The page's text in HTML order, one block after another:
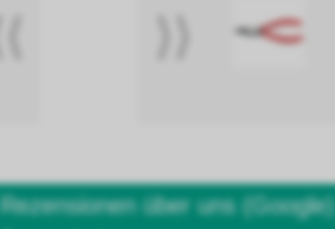
Rezensionen über uns (Google)